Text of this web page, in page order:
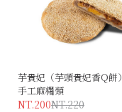
芋貴妃（芋頭貴妃香Q餅）
手工麻糬類
NT.200NT.220